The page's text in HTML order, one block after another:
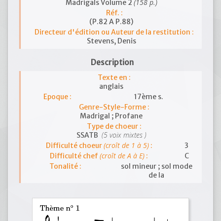
Madrigals Volume 2 (158 p.)
Réf. :
(P.82 A P.88)
Directeur d'édition ou Auteur de la restitution :
Stevens, Denis
Description
Texte en :
anglais
Epoque :
17ème s.
Genre-Style-Forme :
Madrigal ; Profane
Type de choeur :
SSATB (5 voix mixtes )
Difficulté choeur(croît de 1 à 5):
3
Difficulté chef(croît de A à E) :
C
Tonalité :
sol mineur ; sol mode
de la